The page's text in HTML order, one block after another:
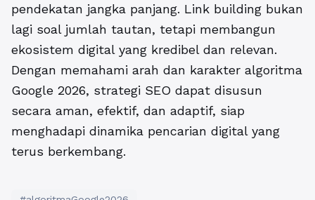
pendekatan jangka panjang. Link building bukan
lagi soal jumlah tautan, tetapi membangun
ekosistem digital yang kredibel dan relevan.
Dengan memahami arah dan karakter algoritma
Google 2026, strategi SEO dapat disusun
secara aman, efektif, dan adaptif, siap
menghadapi dinamika pencarian digital yang
terus berkembang.